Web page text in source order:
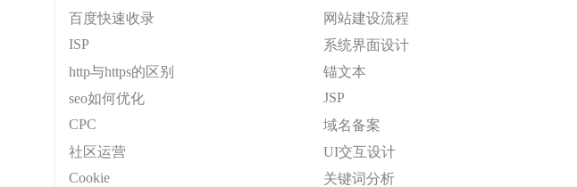
百度快速收录
网站建设流程
ISP
系统界面设计
http与https的区别
锚文本
seo如何优化
JSP
CPC
域名备案
社区运营
UI交互设计
Cookie
关键词分析